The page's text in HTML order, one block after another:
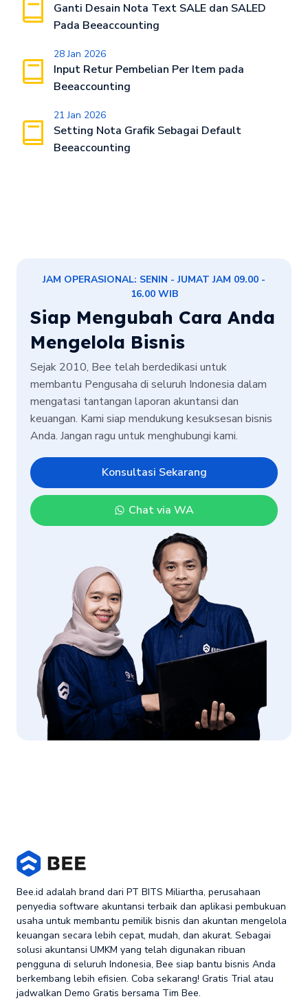
Ganti Desain Nota Text SALE dan SALED
Pada Beeaccounting
28 Jan 2026
Input Retur Pembelian Per Item pada
Beeaccounting
21 Jan 2026
Setting Nota Grafik Sebagai Default
Beeaccounting
JAM OPERASIONAL: SENIN - JUMAT JAM 09.00 -
16.00 WIB
Siap Mengubah Cara Anda
Mengelola Bisnis
Sejak 2010, Bee telah berdedikasi untuk
membantu Pengusaha di seluruh Indonesia dalam
mengatasi tantangan laporan akuntansi dan
keuangan. Kami siap mendukung kesuksesan bisnis
Anda. Jangan ragu untuk menghubungi kami.
Konsultasi Sekarang
Chat via WA
Bee.id adalah brand dari PT BITS Miliartha, perusahaan
penyedia software akuntansi terbaik dan aplikasi pembukuan
usaha untuk membantu pemilik bisnis dan akuntan mengelola
keuangan secara lebih cepat, mudah, dan akurat. Sebagai
solusi akuntansi UMKM yang telah digunakan ribuan
pengguna di seluruh Indonesia, Bee siap bantu bisnis Anda
berkembang lebih efisien. Coba sekarang! Gratis Trial atau
jadwalkan Demo Gratis bersama Tim Bee.